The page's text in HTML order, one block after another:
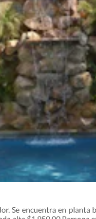
Se encuentra en planta